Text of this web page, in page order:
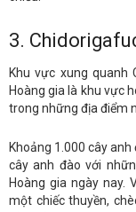
3.
Khu vực xung quanh
Hoàng gia là khu vực
trong những địa điểm
Khoảng 1.000 cây
cây anh đào với
Hoàng gia ngày nay.
một chiếc thuyền,